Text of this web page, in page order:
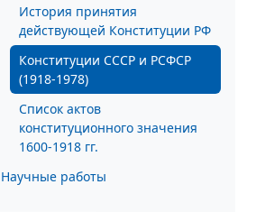
История принятия
действующей Конституции РФ
Конституции СССР и РСФСР
(1918-1978)
Список актов
конституционного значения
1600-1918 гг.
Научные работы